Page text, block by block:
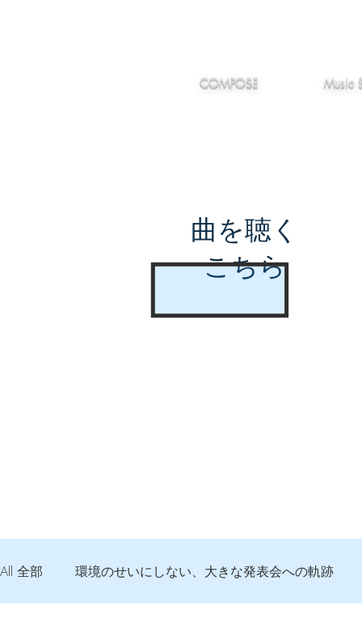
COMPOSE Music
曲を聴く
こちら
All 全部 環境のせいにしない、大きな発表会への軌跡